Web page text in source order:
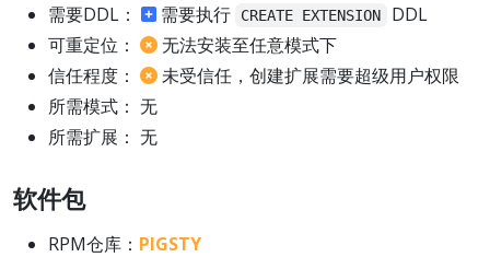
需要DDL：
需要执行 CREATE EXTENSION
DDL
可重定位：
无法安装至任意模式下
信任程度：
未受信任，创建扩展需要超级用户权限
所需模式： 无
所需扩展： 无
软件包
RPM仓库： PIGSTY